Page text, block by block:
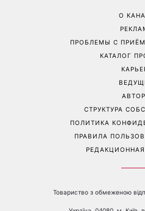
О
ПРОБЛЕМЫ С
КАТАЛОГ
СТРУКТУРА
ПОЛИТИКА
ПРАВИЛА
Товариство з обмеженою